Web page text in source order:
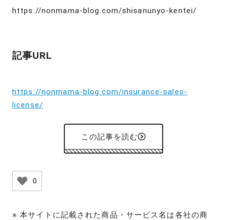
https://nonmama-blog.com/shisanunyo-kentei/
記事URL
https://nonmama-blog.com/insurance-sales-
license/
この記事を読む
0
※ 本サイトに記載された商品・サービス名は各社の商